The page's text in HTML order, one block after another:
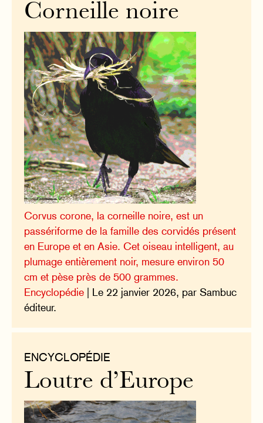
Corneille noire
Corvus corone, la corneille noire, est un
passériforme de la famille des corvidés présent
en Europe et en Asie. Cet oiseau intelligent, au
plumage entièrement noir, mesure environ 50
cm et pèse près de 500 grammes.
Encyclopédie | Le 22 janvier 2026, par Sambuc
éditeur.
ENCYCLOPÉDIE
Loutre d’Europe